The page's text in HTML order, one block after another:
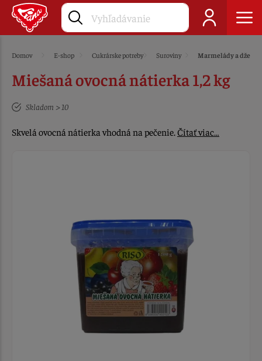
Domov E-shop Cukrárske potreby Suroviny Marmelády a džemy
Miešaná ovocná nátierka 1,2 kg
Skladom > 10
Skvelá ovocná nátierka vhodná na pečenie.Čítať viac…